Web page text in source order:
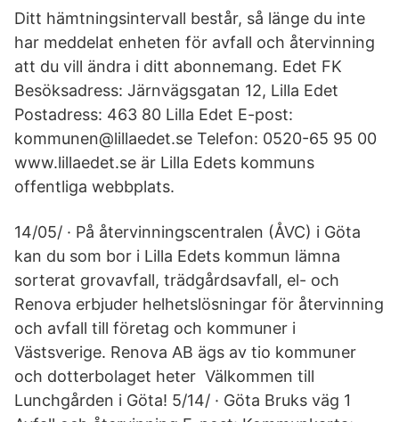
Ditt hämtningsintervall består, så länge du inte
har meddelat enheten för avfall och återvinning
att du vill ändra i ditt abonnemang. Edet FK
Besöksadress: Järnvägsgatan 12, Lilla Edet
Postadress: 463 80 Lilla Edet E-post:
kommunen@lillaedet.se Telefon: 0520-65 95 00
www.lillaedet.se är Lilla Edets kommuns
offentliga webbplats.
14/05/ · På återvinningscentralen (ÅVC) i Göta
kan du som bor i Lilla Edets kommun lämna
sorterat grovavfall, trädgårdsavfall, el- och
Renova erbjuder helhetslösningar för återvinning
och avfall till företag och kommuner i
Västsverige. Renova AB ägs av tio kommuner
och dotterbolaget heter Välkommen till
Lunchgården i Göta! 5/14/ · Göta Bruks väg 1